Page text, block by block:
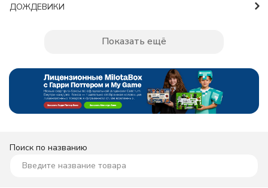
ДОЖДЕВИКИ
Показать ещё
Поиск по названию